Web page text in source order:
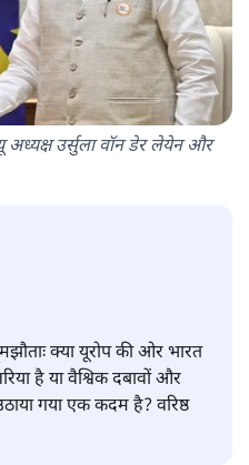
अध्यक्ष उर्सुला वॉन डेर लेयेन और
क्या यूरोप की ओर भारत
है या वैश्विक दबावों और
गया एक कदम है? वरिष्ठ